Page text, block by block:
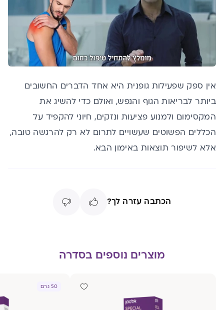
אין ספק שפעילות גופנית היא אחד הדברים החשובים
ביותר לבריאות הגוף והנפש, ואולם כדי להשיג את
המקסימום ולמנוע פציעות ונזקים, חיוני להקפיד על
הכללים הפשוטים שעשויים לתרום לא רק להרגשה טובה,
אלא לשיפור תוצאות באימון הבא.
הכתבה עזרה לך?
מוצרים נוספים בסדרה
50 גרם